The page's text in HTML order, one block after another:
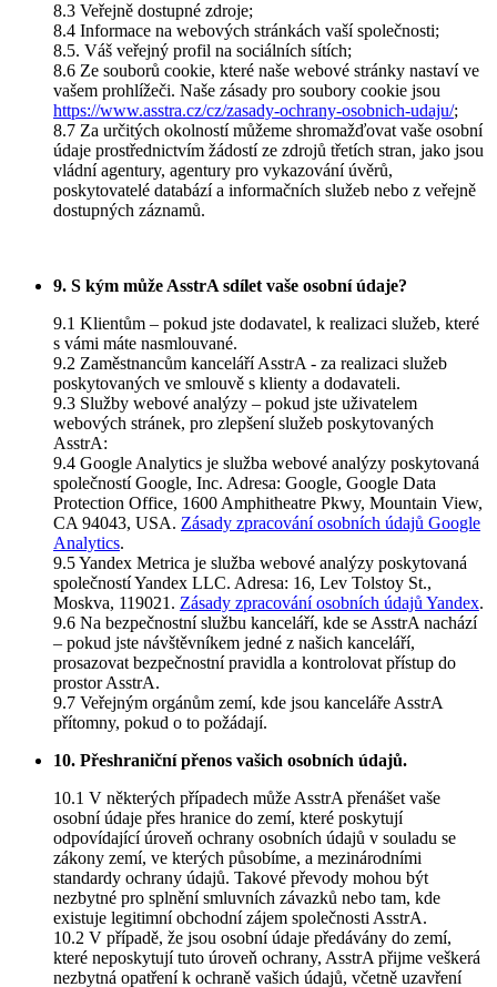
8.3 Veřejně dostupné zdroje;
8.4 Informace na webových stránkách vaší společnosti;
8.5. Váš veřejný profil na sociálních sítích;
8.6 Ze souborů cookie, které naše webové stránky nastaví ve
vašem prohlížeči. Naše zásady pro soubory cookie jsou
https://www.asstra.cz/cz/zasady-ochrany-osobnich-udaju/;
8.7 Za určitých okolností můžeme shromažďovat vaše osobní
údaje prostřednictvím žádostí ze zdrojů třetích stran, jako jsou
vládní agentury, agentury pro vykazování úvěrů,
poskytovatelé databází a informačních služeb nebo z veřejně
dostupných záznamů.
9. S kým může AsstrA sdílet vaše osobní údaje?
9.1 Klientům – pokud jste dodavatel, k realizaci služeb, které
s vámi máte nasmlouvané.
9.2 Zaměstnancům kanceláří AsstrA - za realizaci služeb
poskytovaných ve smlouvě s klienty a dodavateli.
9.3 Služby webové analýzy – pokud jste uživatelem
webových stránek, pro zlepšení služeb poskytovaných
AsstrA:
9.4 Google Analytics je služba webové analýzy poskytovaná
společností Google, Inc. Adresa: Google, Google Data
Protection Office, 1600 Amphitheatre Pkwy, Mountain View,
CA 94043, USA. Zásady zpracování osobních údajů Google
Analytics.
9.5 Yandex Metrica je služba webové analýzy poskytovaná
společností Yandex LLC. Adresa: 16, Lev Tolstoy St.,
Moskva, 119021. Zásady zpracování osobních údajů Yandex.
9.6 Na bezpečnostní službu kanceláří, kde se AsstrA nachází
– pokud jste návštěvníkem jedné z našich kanceláří,
prosazovat bezpečnostní pravidla a kontrolovat přístup do
prostor AsstrA.
9.7 Veřejným orgánům zemí, kde jsou kanceláře AsstrA
přítomny, pokud o to požádají.
10. Přeshraniční přenos vašich osobních údajů.
10.1 V některých případech může AsstrA přenášet vaše
osobní údaje přes hranice do zemí, které poskytují
odpovídající úroveň ochrany osobních údajů v souladu se
zákony zemí, ve kterých působíme, a mezinárodními
standardy ochrany údajů. Takové převody mohou být
nezbytné pro splnění smluvních závazků nebo tam, kde
existuje legitimní obchodní zájem společnosti AsstrA.
10.2 V případě, že jsou osobní údaje předávány do zemí,
které neposkytují tuto úroveň ochrany, AsstrA přijme veškerá
nezbytná opatření k ochraně vašich údajů, včetně uzavření